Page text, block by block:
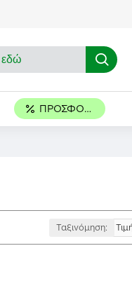
ΠΡΟΣΦΟΡΈΣ
Ταξινόμηση: